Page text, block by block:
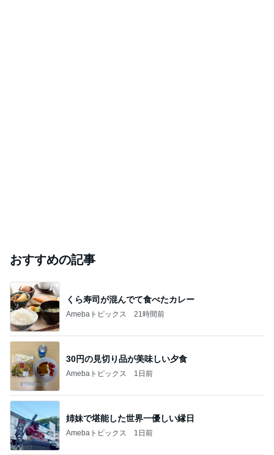
おすすめの記事
くら寿司が混んでて食べたカレー
Amebaトピックス 21時間前
30円の見切り品が美味しい夕食
Amebaトピックス 1日前
姉妹で堪能した世界一優しい縁日
Amebaトピックス 1日前